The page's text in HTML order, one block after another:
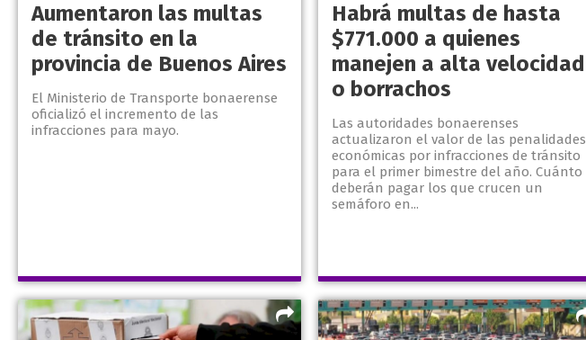
Aumentaron las multas
de tránsito en la
provincia de Buenos Aires
El Ministerio de Transporte bonaerense
oficializó el incremento de las
infracciones para mayo.
Habrá multas de hasta
$771.000 a quienes
manejen a alta velocidad
o borrachos
Las autoridades bonaerenses
actualizaron el valor de las penalidades
económicas por infracciones de tránsito
para el primer bimestre del año. Cuánto
deberán pagar los que crucen un
semáforo en...